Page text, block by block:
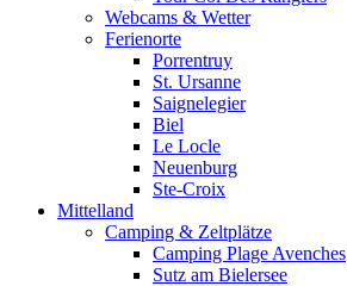
Webcams & Wetter
Ferienorte
Porrentruy
St. Ursanne
Saignelegier
Biel
Le Locle
Neuenburg
Ste-Croix
Mittelland
Camping & Zeltplätze
Camping Plage Avenches
Sutz am Bielersee